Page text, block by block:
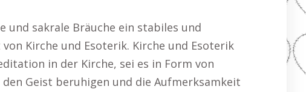
und sakrale Bräuche ein stabiles und
Kirche und Esoterik. Kirche und Esoterik
in der Kirche, sei es in Form von
Geist beruhigen und die Aufmerksamkeit